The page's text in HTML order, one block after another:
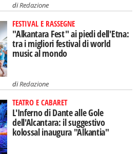
diRedazione
FESTIVAL E RASSEGNE
"Alkantara Fest" ai piedi dell'Etna:
tra i migliori festival di world
music al mondo
diRedazione
TEATRO E CABARET
L'Inferno di Dante alle Gole
dell'Alcantara: il suggestivo
kolossal inaugura "Alkantia"